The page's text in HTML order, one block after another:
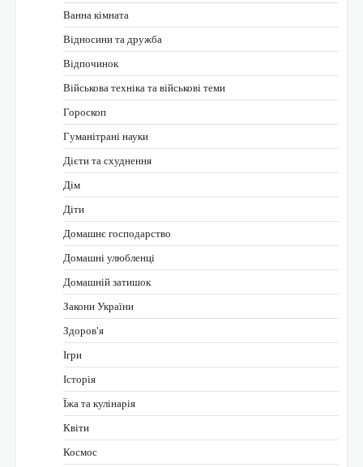
Ванна кімната
Відносини та дружба
Відпочинок
Військова техніка та військові теми
Гороскоп
Гуманітрані науки
Дієти та схуднення
Дім
Діти
Домашнє господарство
Домашні улюбленці
Домашній затишок
Закони України
Здоров'я
Ігри
Історія
Їжа та кулінарія
Квіти
Космос